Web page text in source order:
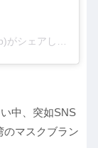
JIUJIUサージカルマスク【公式】(@jiujiu.jp)がシェアした投稿
中、突如SNS
のマスクブラン